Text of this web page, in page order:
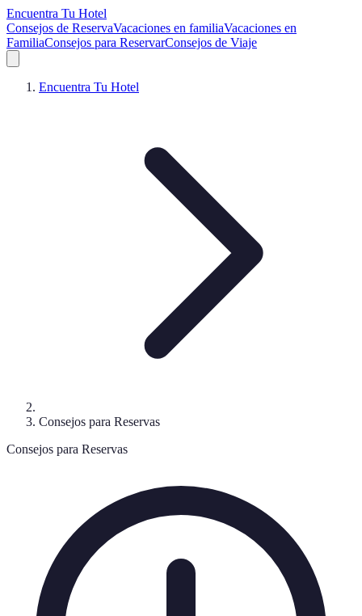
Encuentra Tu Hotel
Consejos de ReservaVacaciones en familiaVacaciones en
FamiliaConsejos para ReservarConsejos de Viaje
Encuentra Tu Hotel
Consejos para Reservas
Consejos para Reservas